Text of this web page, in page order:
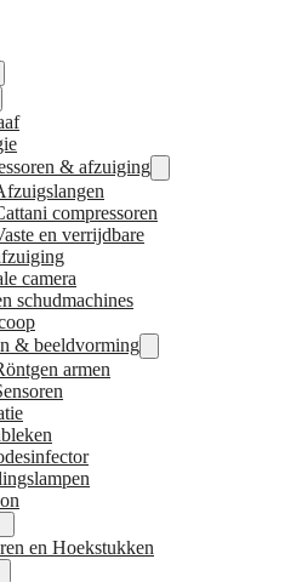
& afzuiging
compressoren
en verrijdbare
camera
schudmachines
& beeldvorming
armen
en Hoekstukken